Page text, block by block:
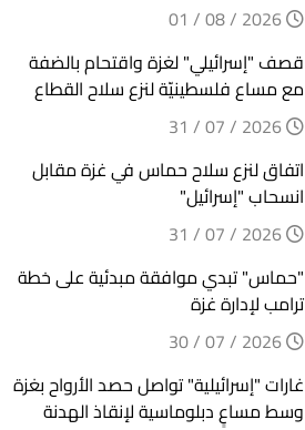
قصف "إسرائيلي" لغزة واقتحام بالضفة
مع مساع فلسطينيّة لنزع سلاح القطاع
اتفاق لنزع سلاح حماس في غزة مقابل
انسحاب "إسرائيل"
"حماس" تبدي موافقة مبدئية على خطة
ترامب لإدارة غزة
غارات "إسرائيلية" تواصل حصد الأرواح بغزة
وسط مساعٍ دبلوماسية لإنقاذ الهدنة